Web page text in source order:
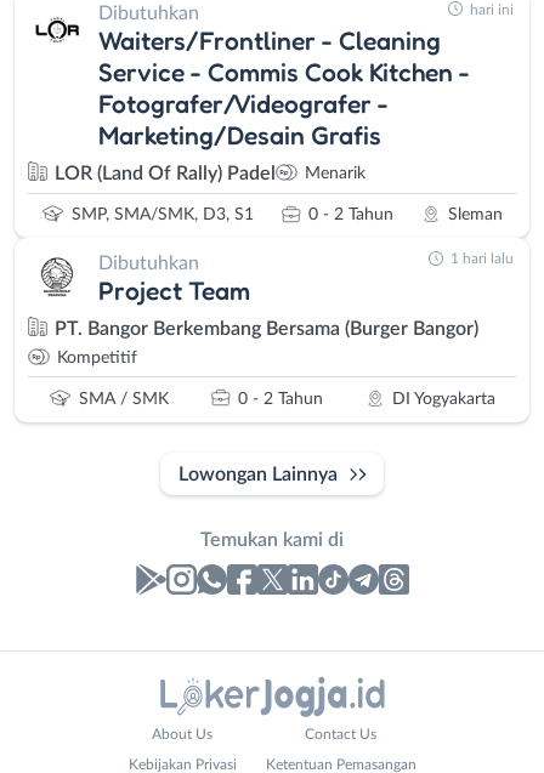
Dibutuhkan
Waiters/Frontliner - Cleaning
Service - Commis Cook Kitchen -
Fotografer/Videografer -
Marketing/Desain Grafis
LOR (Land Of Rally) Padel Menarik
SMP, SMA/SMK, D3, S1 0 - 2 Tahun Sleman
hari ini
Dibutuhkan
Project Team
PT. Bangor Berkembang Bersama (Burger Bangor)
Kompetitif
SMA / SMK 0 - 2 Tahun DI Yogyakarta
1 hari lalu
Lowongan Lainnya
Temukan kami di
About Us Contact Us
Kebijakan Privasi Ketentuan Pemasangan